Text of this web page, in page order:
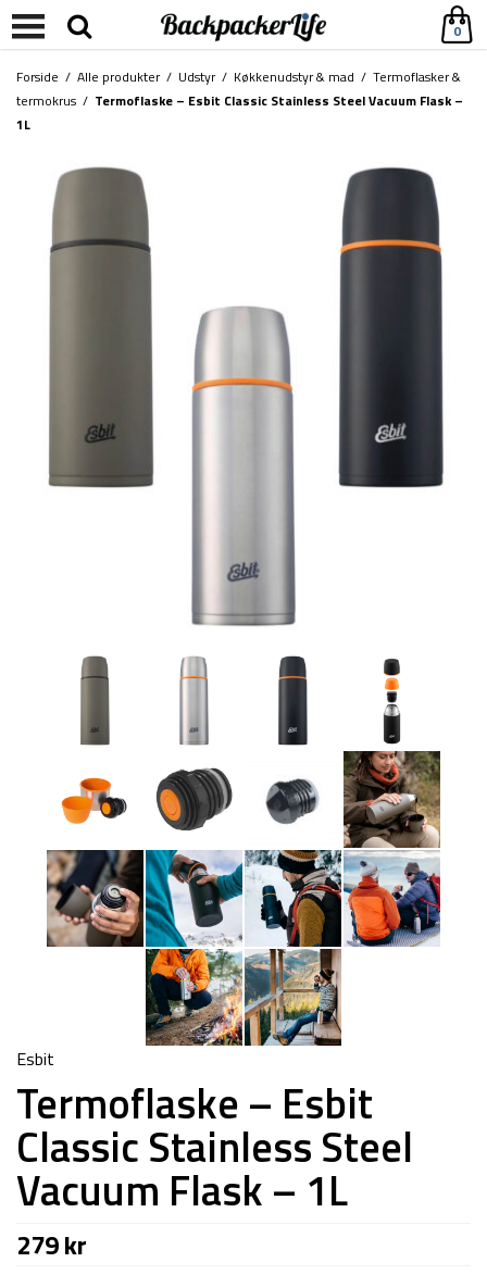
0
Forside / Alle produkter/ Udstyr/ Køkkenudstyr & mad / Termoflasker &
termokrus / Termoflaske – Esbit Classic Stainless Steel Vacuum Flask –
1L
Esbit
Termoflaske – Esbit
Classic Stainless Steel
Vacuum Flask – 1L
279kr